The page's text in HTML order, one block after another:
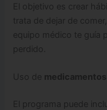
El objetivo es crear
trata de dejar de
equipo médico te guía
perdido.
Uso de
El programa puede